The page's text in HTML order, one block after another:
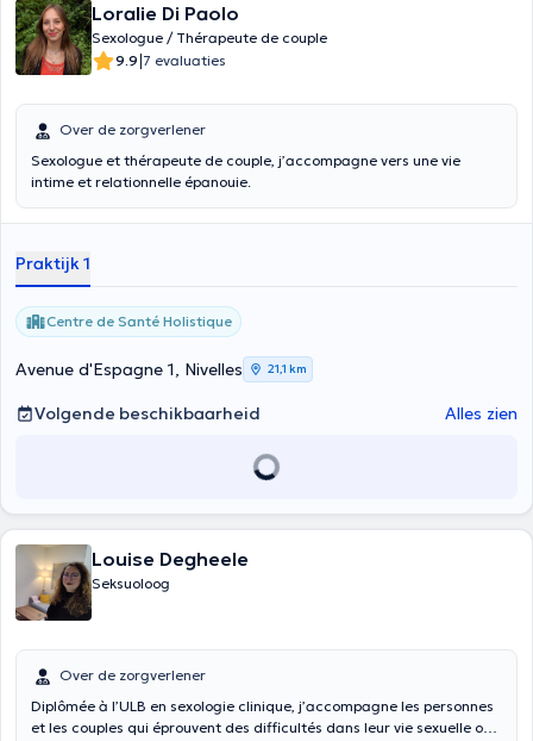
Loralie Di Paolo
Sexologue / Thérapeute de couple
9.9|7 evaluaties
Over de zorgverlener
Sexologue et thérapeute de couple, j’accompagne vers une vie
intime et relationnelle épanouie.
Praktijk 1
Centre de Santé Holistique
Avenue d'Espagne 1, Nivelles 21,1 km
Volgende beschikbaarheid Alles zien
Louise Degheele
Seksuoloog
Over de zorgverlener
Diplômée à l’ULB en sexologie clinique, j’accompagne les personnes
et les couples qui éprouvent des difficultés dans leur vie sexuelle ou